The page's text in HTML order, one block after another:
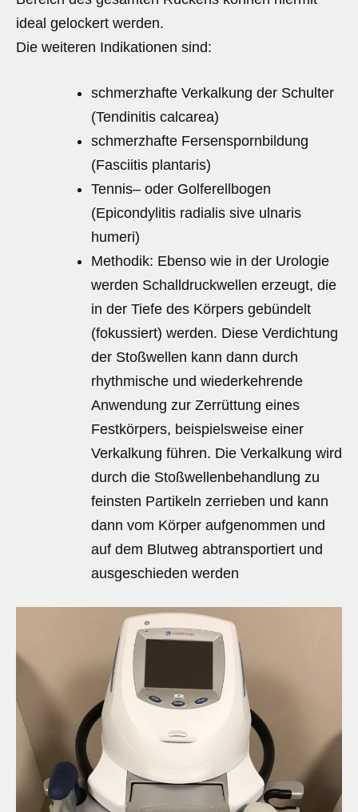
ideal gelockert werden.
Die weiteren Indikationen sind:
schmerzhafte Verkalkung der Schulter
(Tendinitis calcarea)
schmerzhafte Fersenspornbildung
(Fasciitis plantaris)
Tennis– oder Golferellbogen
(Epicondylitis radialis sive ulnaris
humeri)
Methodik: Ebenso wie in der Urologie
werden Schalldruckwellen erzeugt, die
in der Tiefe des Körpers gebündelt
(fokussiert) werden. Diese Verdichtung
der Stoßwellen kann dann durch
rhythmische und wiederkehrende
Anwendung zur Zerrüttung eines
Festkörpers, beispielsweise einer
Verkalkung führen. Die Verkalkung wird
durch die Stoßwellenbehandlung zu
feinsten Partikeln zerrieben und kann
dann vom Körper aufgenommen und
auf dem Blutweg abtransportiert und
ausgeschieden werden